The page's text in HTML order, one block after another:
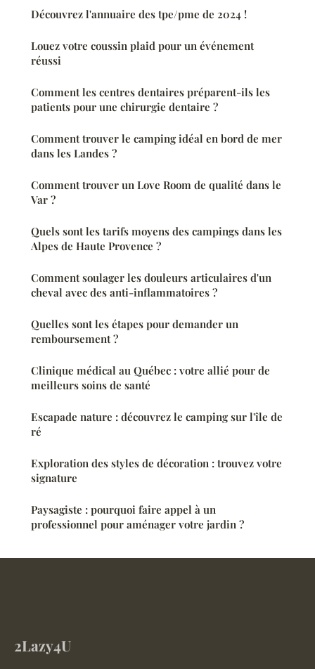
Découvrez l'annuaire des tpe/pme de 2024 !
Louez votre coussin plaid pour un événement
réussi
Comment les centres dentaires préparent-ils les
patients pour une chirurgie dentaire ?
Comment trouver le camping idéal en bord de mer
dans les Landes ?
Comment trouver un Love Room de qualité dans le
Var ?
Quels sont les tarifs moyens des campings dans les
Alpes de Haute Provence ?
Comment soulager les douleurs articulaires d'un
cheval avec des anti-inflammatoires ?
Quelles sont les étapes pour demander un
remboursement ?
Clinique médical au Québec : votre allié pour de
meilleurs soins de santé
Escapade nature : découvrez le camping sur l'île de
ré
Exploration des styles de décoration : trouvez votre
signature
Paysagiste : pourquoi faire appel à un
professionnel pour aménager votre jardin ?
2Lazy4U